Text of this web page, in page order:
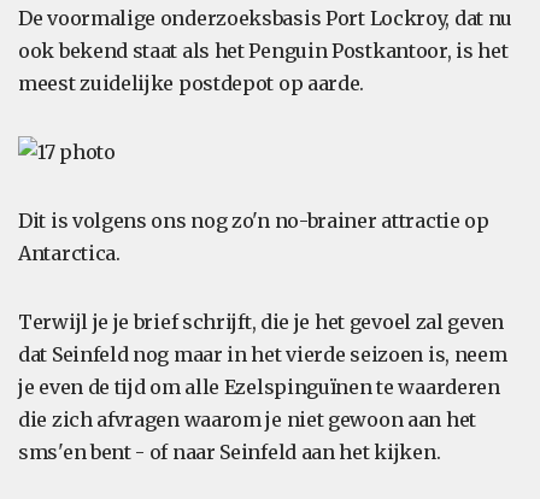
De voormalige onderzoeksbasis Port Lockroy, dat nu
ook bekend staat als het Penguin Postkantoor, is het
meest zuidelijke postdepot op aarde.
Dit is volgens ons nog zo'n no-brainer attractie op
Antarctica.
Terwijl je je brief schrijft, die je het gevoel zal geven
dat Seinfeld nog maar in het vierde seizoen is, neem
je even de tijd om alle Ezelspinguïnen te waarderen
die zich afvragen waarom je niet gewoon aan het
sms'en bent - of naar Seinfeld aan het kijken.